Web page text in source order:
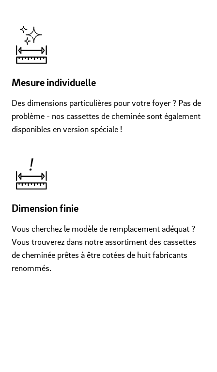
Mesure individuelle
Des dimensions particulières pour votre foyer ? Pas de
problème - nos cassettes de cheminée sont également
disponibles en version spéciale !
Dimension finie
Vous cherchez le modèle de remplacement adéquat ?
Vous trouverez dans notre assortiment des cassettes
de cheminée prêtes à être cotées de huit fabricants
renommés.